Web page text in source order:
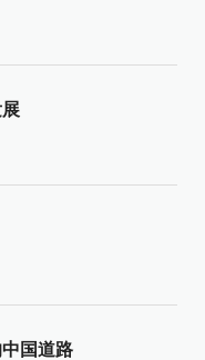
国道路